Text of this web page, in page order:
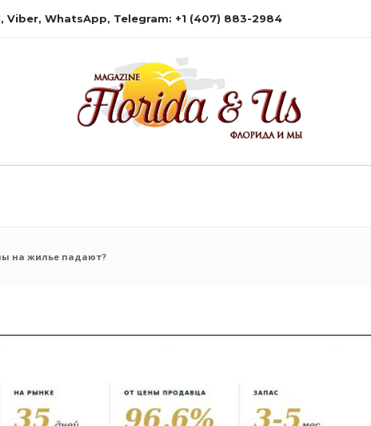
Viber, WhatsApp, Telegram: +1 (407) 883-2984
на жилье падают?